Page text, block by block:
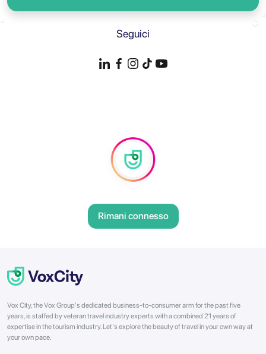
Seguici
Rimani connesso
Vox City, the Vox Group's dedicated business-to-consumer arm for the past five
years, is staffed by veteran travel industry experts with a combined 21 years of
expertise in the tourism industry. Let's explore the beauty of travel in your own way at
your own pace.